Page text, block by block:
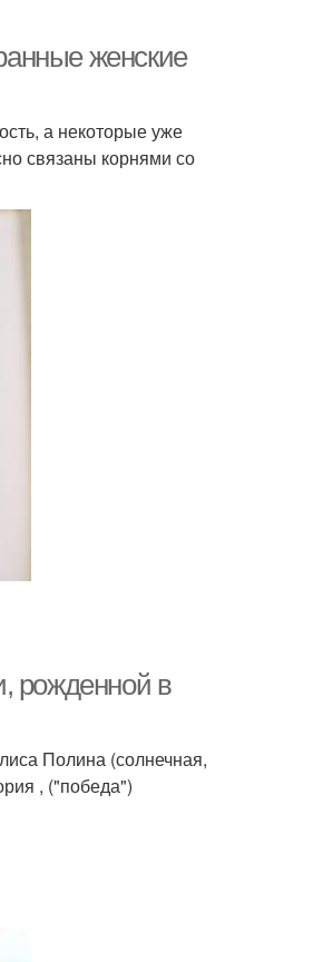
женские
а некоторые уже
связаны корнями со
рожденной в
Полина (солнечная,
, ("победа")